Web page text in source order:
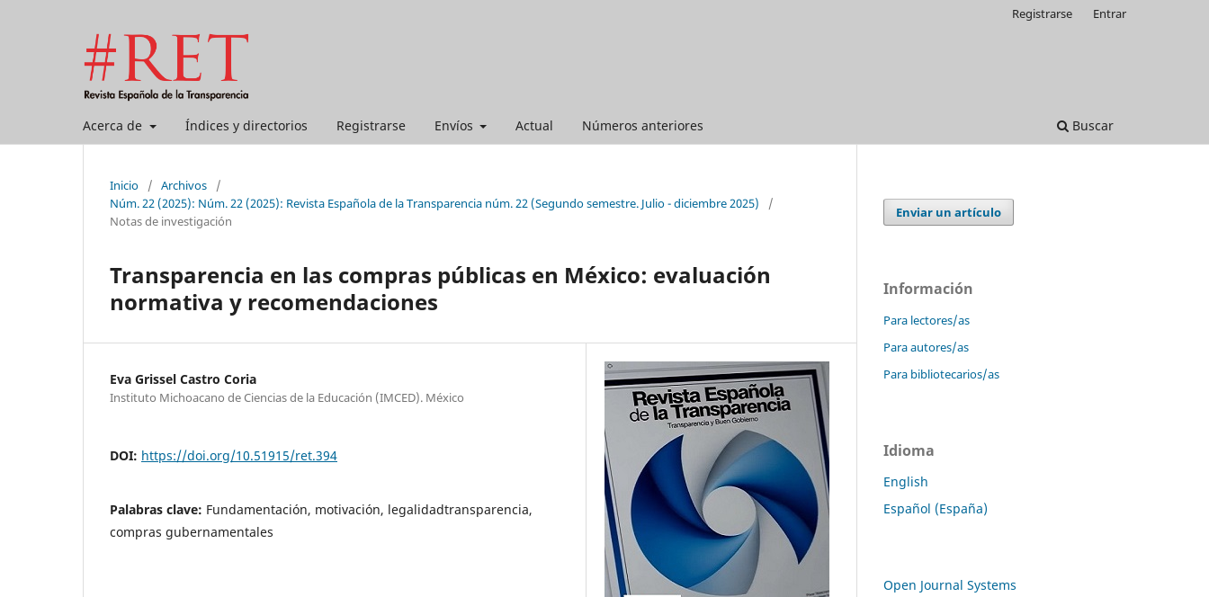
Acerca de Índices y directorios Registrarse Envíos Actual Números anteriores Buscar
Registrarse Entrar
Inicio / Archivos
/
Núm. 22 (2025): Núm. 22 (2025): Revista Española de la Transparencia núm. 22 (Segundo semestre. Julio - diciembre 2025)
/
Notas de investigación
Transparencia en las compras públicas en México: evaluación
normativa y recomendaciones
Eva Grissel Castro Coria
Instituto Michoacano de Ciencias de la Educación (IMCED). México
DOI: https://doi.org/10.51915/ret.394
Palabras clave: Fundamentación, motivación, legalidadtransparencia,
compras gubernamentales
Enviar un artículo
Información
Para lectores/as
Para autores/as
Para bibliotecarios/as
Idioma
English
Español (España)
Open Journal Systems